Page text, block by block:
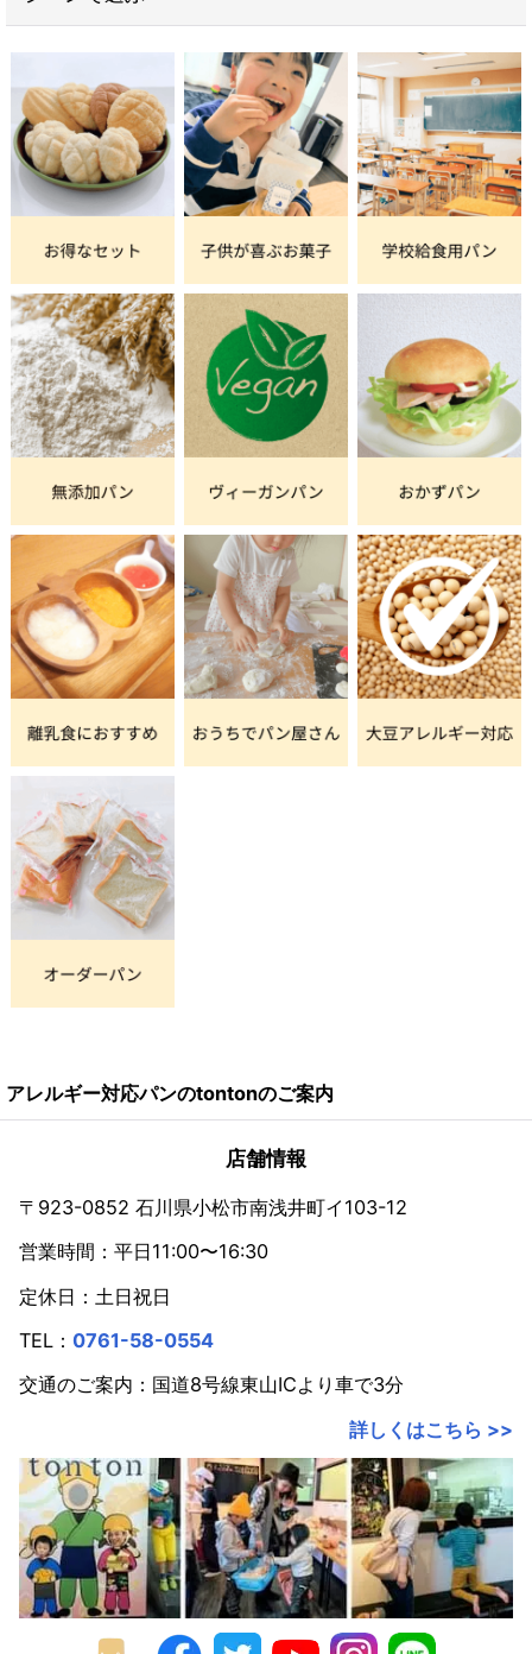
アレルギー対応パンのtontonのご案内
店舗情報
〒923-0852 石川県小松市南浅井町イ103-12
営業時間：平日11:00〜16:30
定休日：土日祝日
TEL： 0761-58-0554
交通のご案内：国道8号線東山ICより車で3分
詳しくはこちら >>